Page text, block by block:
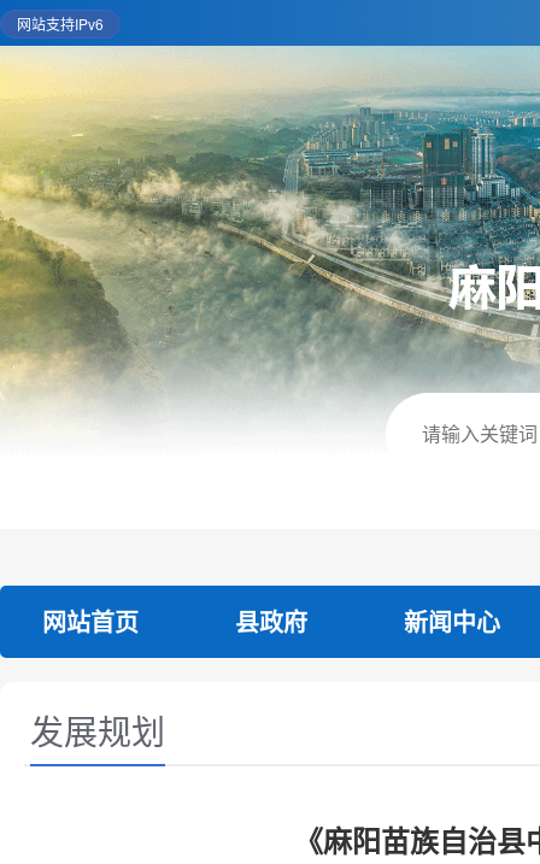
网站支持IPv6
网站首页 县政府 新闻中心
发展规划
《麻阳苗族自治